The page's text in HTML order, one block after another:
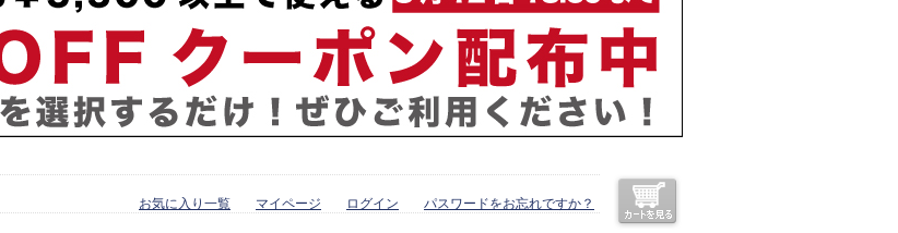
お気に入り一覧 マイページ ログイン パスワードをお忘れですか？